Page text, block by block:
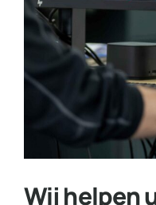
Wij helpen